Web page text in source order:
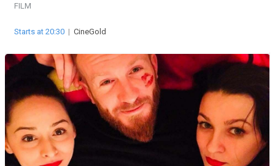
FILM
Starts at 20:30 | CineGold